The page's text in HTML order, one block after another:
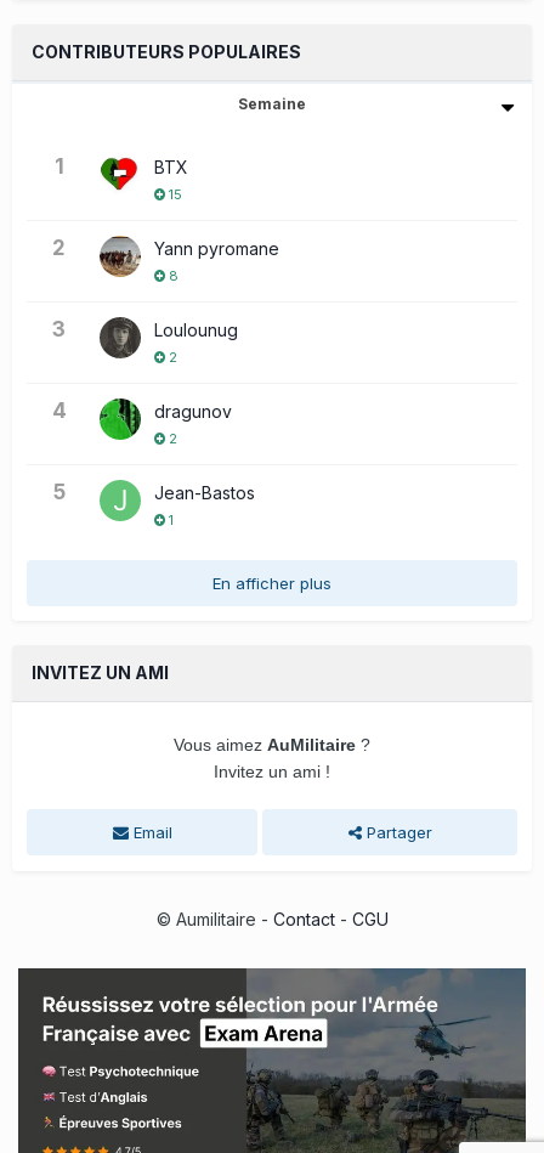
CONTRIBUTEURS POPULAIRES
Semaine
1 BTX
15
2 Yann pyromane
8
3 Loulounug
2
4 dragunov
2
5 Jean-Bastos
1
En afficher plus
INVITEZ UN AMI
Vous aimez AuMilitaire ?
Invitez un ami !
Email Partager
© Aumilitaire - Contact- CGU